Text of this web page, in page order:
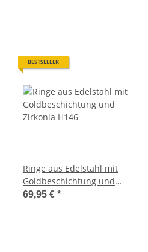
BESTSELLER
Ringe aus Edelstahl mit
Goldbeschichtung und
Zirkonia H146
69,95 € *